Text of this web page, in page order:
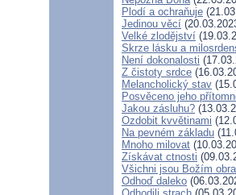
Plodí a ochraňuje
Jedinou věcí
Velké zlodějství
Skrze lásku a
Není dokonalosti
Z čistoty srdce
Melancholický stav
Posvěceno jeho
Jakou zásluhu?
Ozdobit kvvětinami
Na pevném základu
Mnoho milovat
Získávat ctnosti
Všichni jsou Božím
Odhoď daleko